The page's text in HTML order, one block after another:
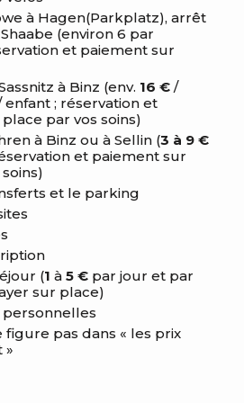
à Hagen(Parkplatz), arrêt
(environ 6 par
et paiement sur
à Binz (env. 16 € /
enfant ; réservation et
par vos soins)
à Binz ou à Sellin (3 à 9 €
et paiement sur
et le parking
(1 à 5 € par jour et par
sur place)
pas dans « les prix
»